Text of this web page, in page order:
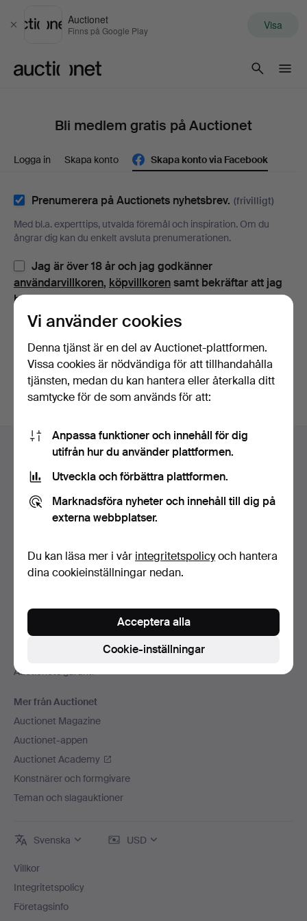
Stäng
Auctionet
Finns på Google Play Visa
Bli medlem gratis på Auctionet
Logga in Skapa konto Skapa konto via Facebook
Prenumerera på Auctionets nyhetsbrev. (frivilligt)
Med bl.a. experttips, utvalda föremål och inspiration. Om du
ångrar dig kan du enkelt avsluta prenumerationen.
Jag är över 18 år och jag godkänner
användarvillkoren, köpvillkorensamt bekräftar att jag
har tagit del avintegritetspolicyn.
Fortsätt med Facebook
För att kunna gå vidare måste du godkänna villkoren.
Sidfotsnavigation
Hjälp och kontakt
Kontakta support
Betalningsalternativ
Auctionet
Press
Lediga jobb
Anslut ditt auktionshus
Auctionets garanti
Mer från Auctionet
Auctionet Magazine
Auctionet-appen
Auctionet Academy
Konstnärer och formgivare
Teman och slagauktioner
Svenska USD
Villkor
Integritetspolicy
Företagsinfo
Vi använder cookies
Denna tjänst är en del av Auctionet-plattformen.
Vissa cookies är nödvändiga för att tillhandahålla
tjänsten, medan du kan hantera eller återkalla ditt
samtycke för de som används för att:
Anpassa funktioner och innehåll för dig
utifrån hur du använder plattformen.
Utveckla och förbättra plattformen.
Marknadsföra nyheter och innehåll till dig på
externa webbplatser.
Du kan läsa mer i vår integritetspolicyoch hantera
dina cookieinställningar nedan.
Cookie-inställningar
Acceptera alla